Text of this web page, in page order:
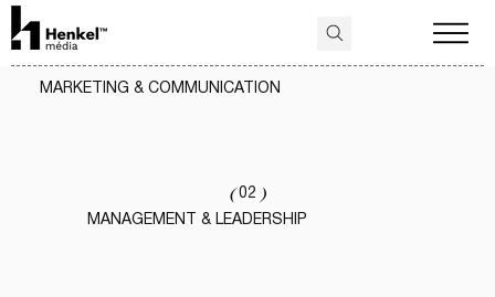
MARKETING & COMMUNICATION
(02 )
MANAGEMENT & LEADERSHIP